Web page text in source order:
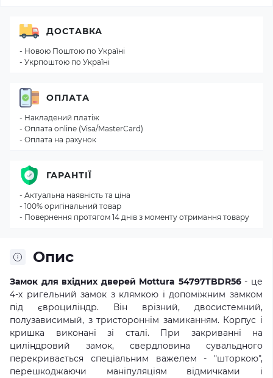
Опис
Замок для вхідних дверей Mottura 54797TBDR56- це
4-х ригельний замок з клямкою і допоміжним замком
під євроциліндр. Він врізний, двосистемний,
полузависимый, з тристороннім замиканням. Корпус і
кришка виконані зі сталі. При закриванні на
циліндровий замок, свердловина сувальдного
перекривається спеціальним важелем - "шторкою",
перешкоджаючи маніпуляціям відмичками і
ДОСТАВКА
- Новою Поштою по Україні
- Укрпоштою по Україні
ОПЛАТА
- Накладений платіж
- Оплата online (Visa/MasterCard)
- Оплата на рахунок
ГАРАНТІЇ
- Актуальна наявність та ціна
- 100% оригінальний товар
- Повернення протягом 14 днів з моменту отримання товару